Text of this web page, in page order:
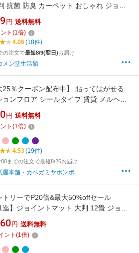
抗菌 防臭 カーペット おしゃれ ジョイ
ット 木目 フローリング【送料無料】
円 送料無料
ト (1倍)
4.06(18件)
の注文で最短8/9(翌日)お届け
メン堂生活館
25％クーポン配布中】 貼ってはがせる
ョンフロア シールタイプ 賃貸 メルヘン
柄 幅88cm×176cm 床 シート 白 グレー
アラベスク かわいい おしゃれ 女子 部屋
面所 床に 貼るだけ 簡単 リメイクシート
リング 壁紙屋本舗
円 送料無料
ト (1倍)
4.53(19件)
までの注文で最短8/26お届け
屋本舗・カベガミヤホンポ
トリーでP20倍&最大50%offセール
】ジョイントマット 大判 12畳 ジョイ
ット 64枚セット (約12畳分)約
カーペット 防音 マット キッズ 子
プレイマット 業務用 安心 ノンホル
円 送料無料
ント (1倍)